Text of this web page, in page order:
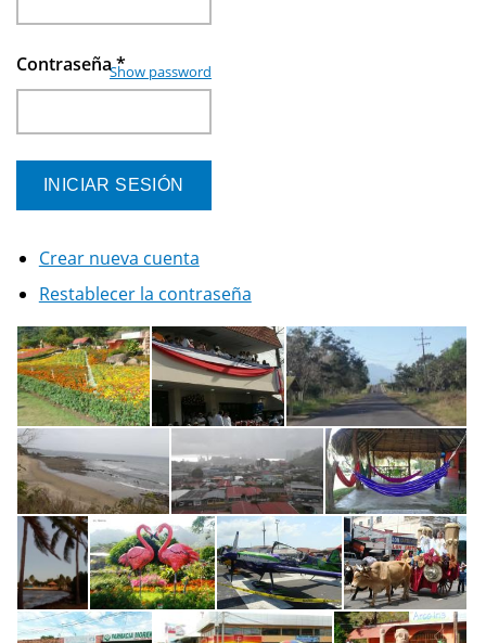
Contraseña*
Show password
Crear nueva cuenta
Restablecer la contraseña